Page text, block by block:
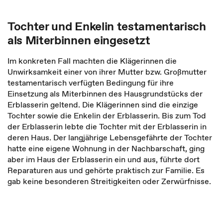
Tochter und Enkelin testamentarisch
als Miterbinnen eingesetzt
Im konkreten Fall machten die Klägerinnen die
Unwirksamkeit einer von ihrer Mutter bzw. Großmutter
testamentarisch verfügten Bedingung für ihre
Einsetzung als Miterbinnen des Hausgrundstücks der
Erblasserin geltend. Die Klägerinnen sind die einzige
Tochter sowie die Enkelin der Erblasserin. Bis zum Tod
der Erblasserin lebte die Tochter mit der Erblasserin in
deren Haus. Der langjährige Lebensgefährte der Tochter
hatte eine eigene Wohnung in der Nachbarschaft, ging
aber im Haus der Erblasserin ein und aus, führte dort
Reparaturen aus und gehörte praktisch zur Familie. Es
gab keine besonderen Streitigkeiten oder Zerwürfnisse.